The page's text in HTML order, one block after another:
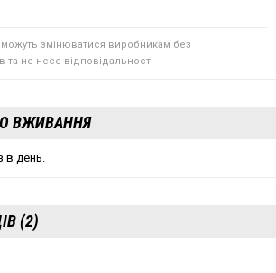
можуть змінюватися виробникам без
не несе відповідальності
ВЖИВАННЯ
в день.
(2)